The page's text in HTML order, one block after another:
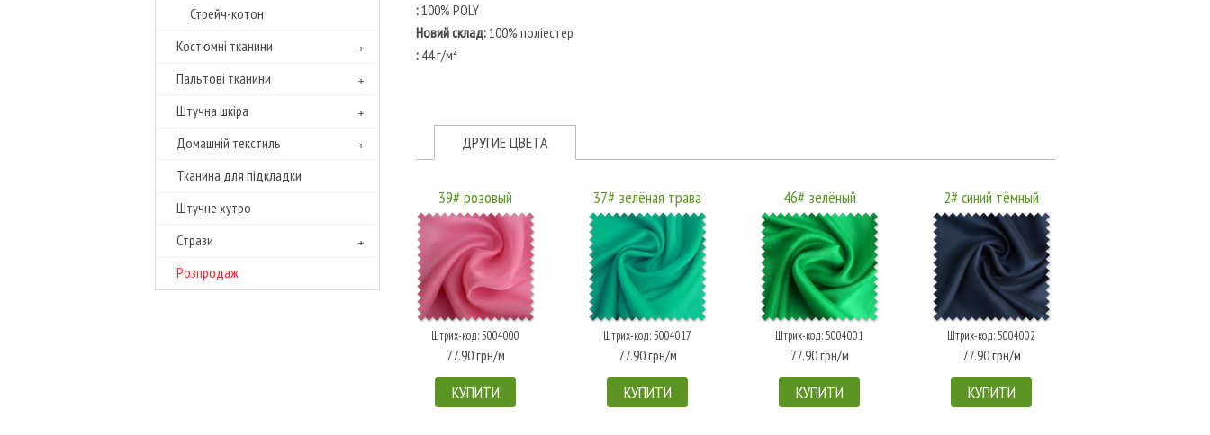
Стрейч-котон
Костюмні тканини
Пальтові тканини
Штучна шкіра
Домашній текстиль
Тканина для підкладки
Штучне хутро
Cтрази
Розпродаж
:100% POLY
Новий склад:100% поліестер
: 44 г/м²
ДРУГИЕ ЦВЕТА
39# розовый
Штрих-код: 5004000
77.90 грн/м
КУПИТИ
37# зелёная трава
Штрих-код: 5004017
77.90 грн/м
КУПИТИ
46# зелёный
Штрих-код: 5004001
77.90 грн/м
КУПИТИ
2# синий тёмный
Штрих-код: 5004002
77.90 грн/м
КУПИТИ